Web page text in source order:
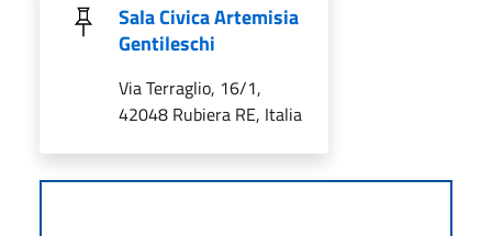
Sala Civica Artemisia
Gentileschi
Via Terraglio, 16/1,
42048 Rubiera RE, Italia